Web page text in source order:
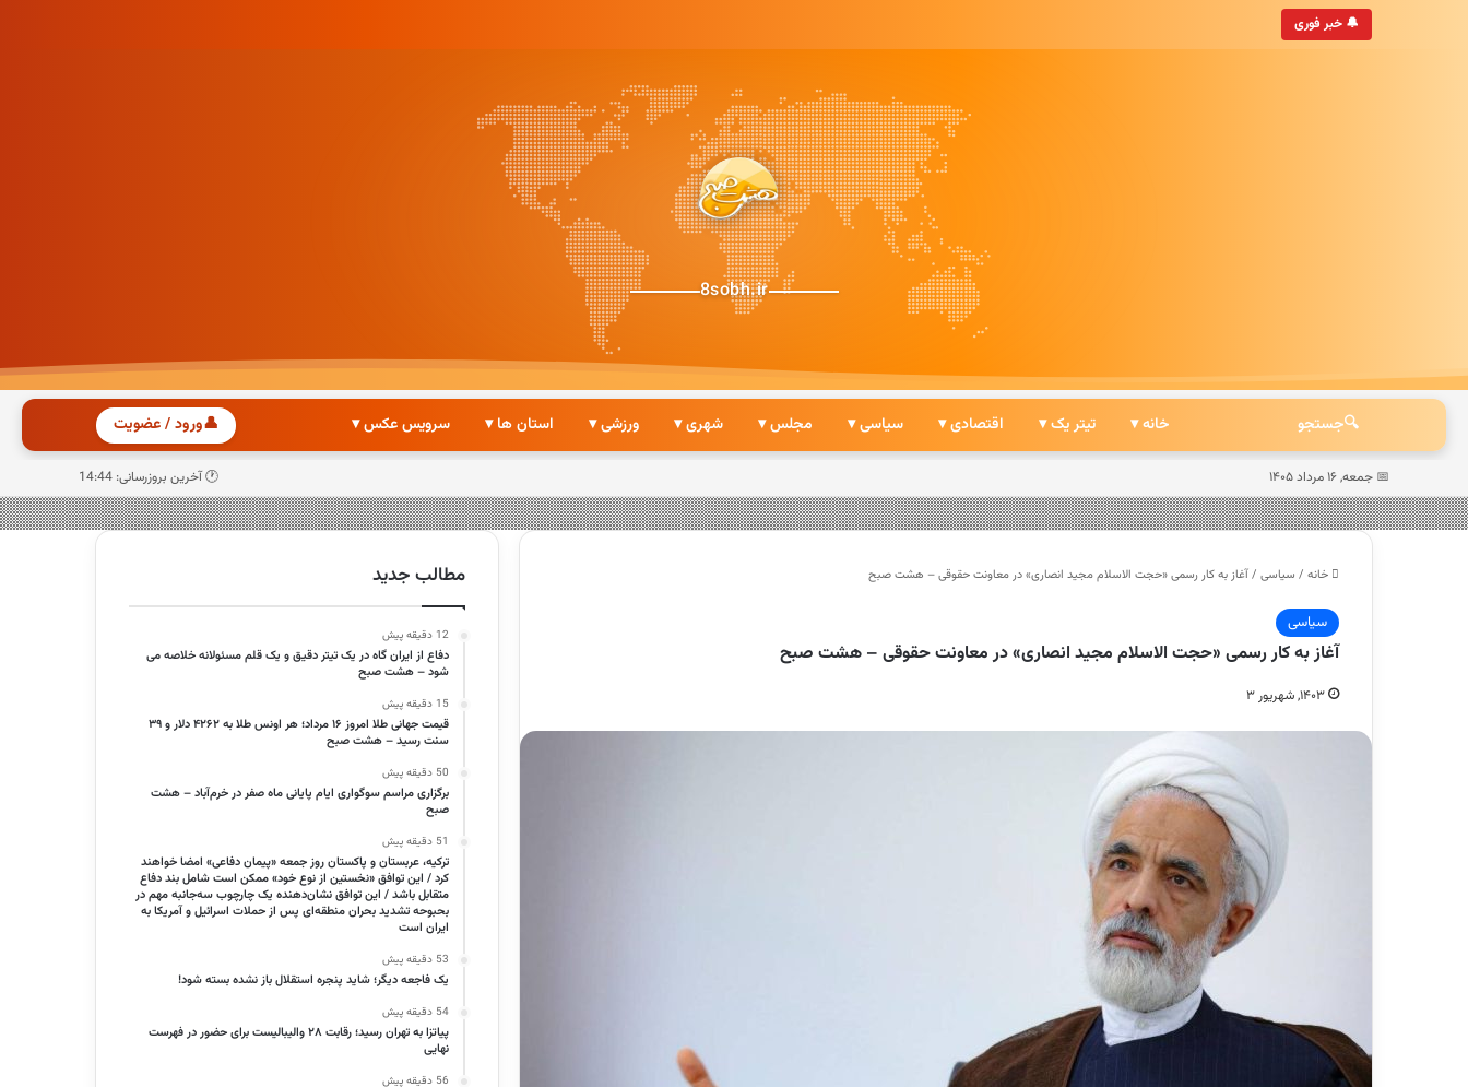
🔔 خبر فوریخبرگزاری ایرانی
8sobh.ir
🔍جستجو خانه ▾ تیتر یک ▾ اقتصادی ▾ سیاسی ▾ مجلس ▾ شهری ▾ ورزشی ▾ استان ها ▾ سرویس عکس ▾ 👤ورود / عضویت
📅 جمعه, ۱۶ مرداد ۱۴۰۵ 🕐 آخرین بروزرسانی: 14:44
خانه / سیاسی /آغاز به کار رسمی «حجت الاسلام مجید انصاری» در معاونت حقوقی – هشت صبح
سیاسی
آغاز به کار رسمی «حجت الاسلام مجید انصاری» در معاونت حقوقی – هشت صبح
۱۴۰۳, شهریور ۳
مطالب جدید
12 دقیقه پیش
دفاع از ایران گاه در یک تیتر دقیق و یک قلم مسئولانه خلاصه می
شود – هشت صبح
15 دقیقه پیش
قیمت جهانی طلا امروز ۱۶ مرداد؛ هر اونس طلا به ۴۲۶۲ دلار و ۳۹
سنت رسید – هشت صبح
50 دقیقه پیش
برگزاری مراسم سوگواری ایام پایانی ماه صفر در خرم‌آباد – هشت
صبح
51 دقیقه پیش
ترکیه، عربستان و پاکستان روز جمعه «پیمان دفاعی» امضا خواهند
کرد / این توافق «نخستین از نوع خود» ممکن است شامل بند دفاع
متقابل باشد / این توافق نشان‌دهنده یک چارچوب سه‌جانبه مهم در
بحبوحه تشدید بحران منطقه‌ای پس از حملات اسرائیل و آمریکا به
ایران است
53 دقیقه پیش
یک فاجعه دیگر؛ شاید پنجره استقلال باز نشده بسته شود!
54 دقیقه پیش
پیاتزا به تهران رسید؛ رقابت ۲۸ والیبالیست برای حضور در فهرست
نهایی
56 دقیقه پیش